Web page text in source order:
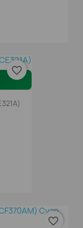
favorite_border
favorite_border